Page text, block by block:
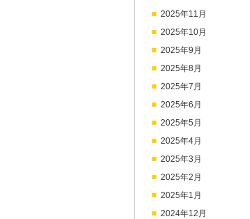
2025年11月
2025年10月
2025年9月
2025年8月
2025年7月
2025年6月
2025年5月
2025年4月
2025年3月
2025年2月
2025年1月
2024年12月